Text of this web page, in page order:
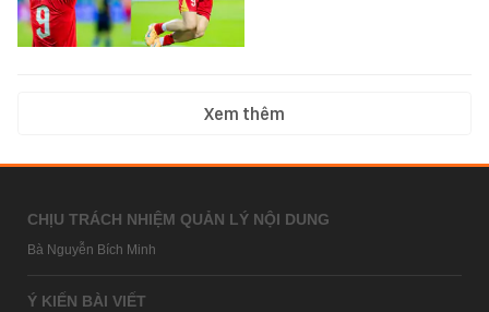
Xem thêm
CHỊU TRÁCH NHIỆM QUẢN LÝ NỘI DUNG
Bà Nguyễn Bích Minh
Ý KIẾN BÀI VIẾT